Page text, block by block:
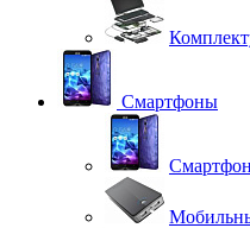
Смартфоны